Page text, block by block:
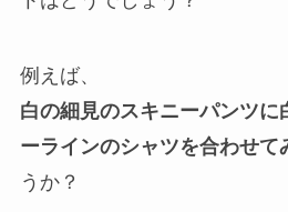
例えば、
白の細見のスキニーパンツ
ーラインのシャツを合わせて
うか？